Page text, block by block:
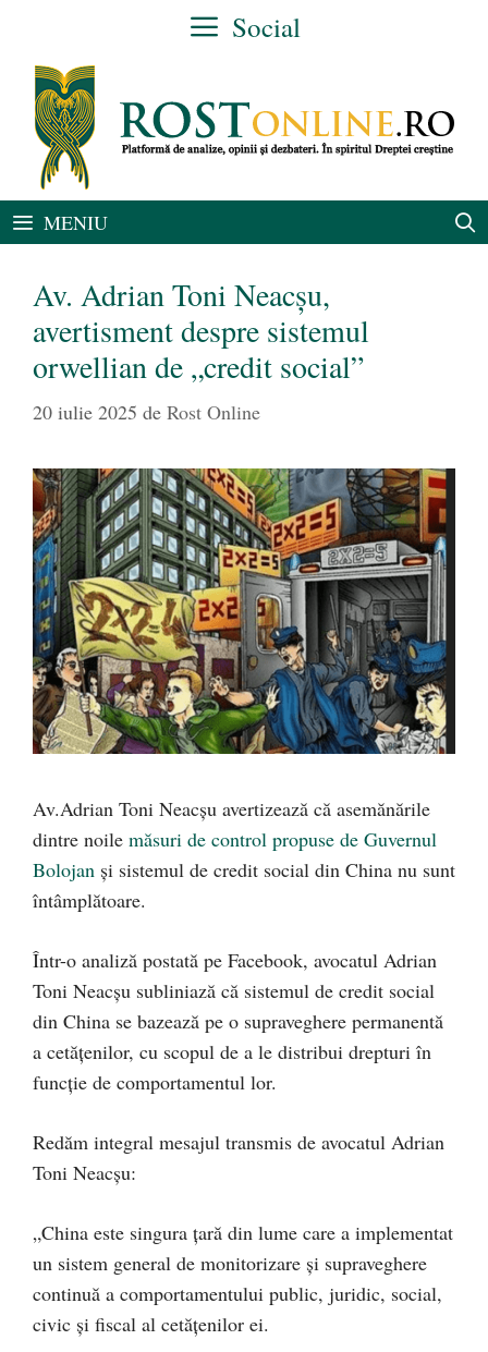
conținut
Social
MENIU
Av. Adrian Toni Neacșu,
avertisment despre sistemul
orwellian de „credit social”
20 iulie 2025 de Rost Online
Av.Adrian Toni Neacșu avertizează că asemănările
dintre noile măsuri de control propuse de Guvernul
Bolojan și sistemul de credit social din China nu sunt
întâmplătoare.
Într-o analiză postată pe Facebook, avocatul Adrian
Toni Neacșu subliniază că sistemul de credit social
din China se bazează pe o supraveghere permanentă
a cetățenilor, cu scopul de a le distribui drepturi în
funcție de comportamentul lor.
Redăm integral mesajul transmis de avocatul Adrian
Toni Neacșu:
„China este singura țară din lume care a implementat
un sistem general de monitorizare și supraveghere
continuă a comportamentului public, juridic, social,
civic și fiscal al cetățenilor ei.